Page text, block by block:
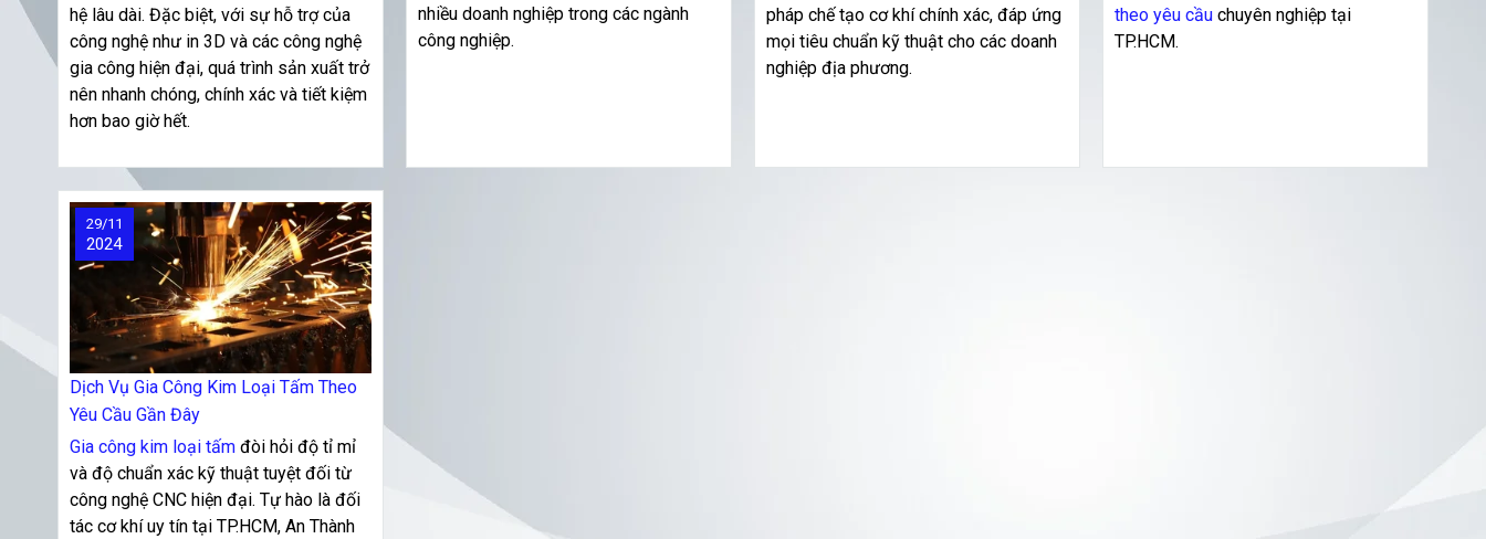
hệ lâu dài. Đặc biệt, với sự hỗ trợ của
công nghệ như in 3D và các công nghệ
gia công hiện đại, quá trình sản xuất trở
nên nhanh chóng, chính xác và tiết kiệm
hơn bao giờ hết.
nhiều doanh nghiệp trong các ngành
công nghiệp.
pháp chế tạo cơ khí chính xác, đáp ứng
mọi tiêu chuẩn kỹ thuật cho các doanh
nghiệp địa phương.
theo yêu cầu chuyên nghiệp tại
TP.HCM.
Dịch Vụ Gia Công Kim Loại Tấm Theo
Yêu Cầu Gần Đây
29/11
2024
Gia công kim loại tấm đòi hỏi độ tỉ mỉ
và độ chuẩn xác kỹ thuật tuyệt đối từ
công nghệ CNC hiện đại. Tự hào là đối
tác cơ khí uy tín tại TP.HCM, An Thành